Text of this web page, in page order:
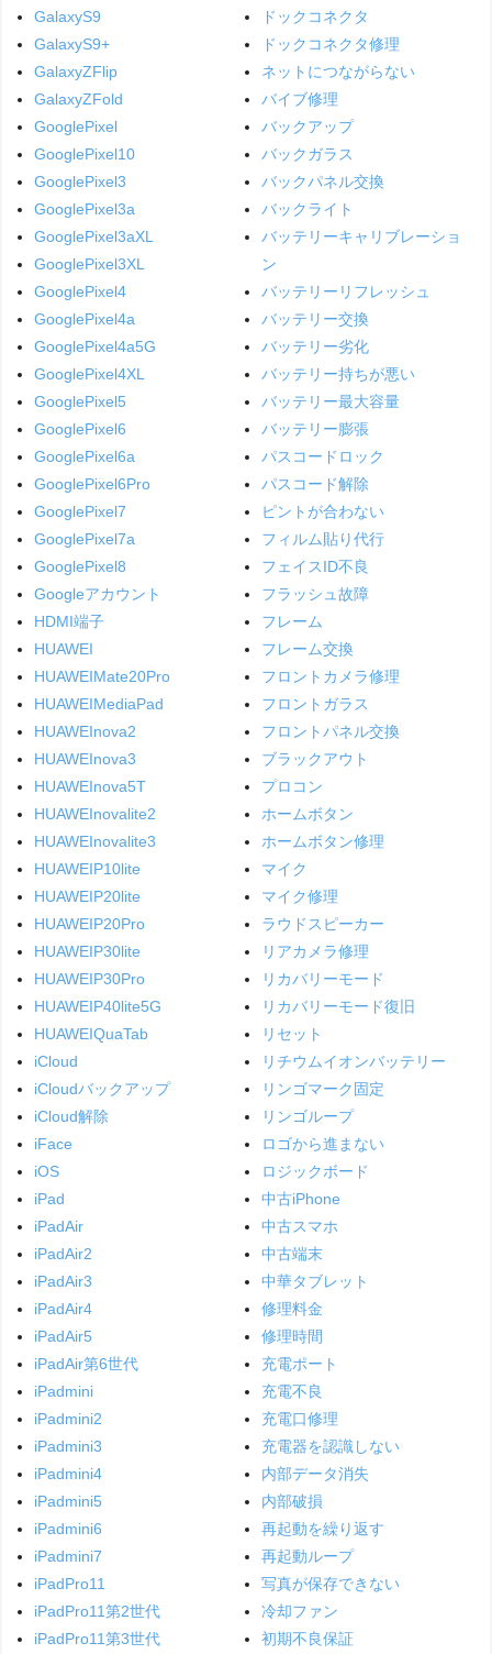
GalaxyS9
GalaxyS9+
GalaxyZFlip
GalaxyZFold
GooglePixel
GooglePixel10
GooglePixel3
GooglePixel3a
GooglePixel3aXL
GooglePixel3XL
GooglePixel4
GooglePixel4a
GooglePixel4a5G
GooglePixel4XL
GooglePixel5
GooglePixel6
GooglePixel6a
GooglePixel6Pro
GooglePixel7
GooglePixel7a
GooglePixel8
Googleアカウント
HDMI端子
HUAWEI
HUAWEIMate20Pro
HUAWEIMediaPad
HUAWEInova2
HUAWEInova3
HUAWEInova5T
HUAWEInovalite2
HUAWEInovalite3
HUAWEIP10lite
HUAWEIP20lite
HUAWEIP20Pro
HUAWEIP30lite
HUAWEIP30Pro
HUAWEIP40lite5G
HUAWEIQuaTab
iCloud
iCloudバックアップ
iCloud解除
iFace
iOS
iPad
iPadAir
iPadAir2
iPadAir3
iPadAir4
iPadAir5
iPadAir第6世代
iPadmini
iPadmini2
iPadmini3
iPadmini4
iPadmini5
iPadmini6
iPadmini7
iPadPro11
iPadPro11第2世代
iPadPro11第3世代
ドックコネクタ
ドックコネクタ修理
ネットにつながらない
バイブ修理
バックアップ
バックガラス
バックパネル交換
バックライト
バッテリーキャリブレーショ
ン
バッテリーリフレッシュ
バッテリー交換
バッテリー劣化
バッテリー持ちが悪い
バッテリー最大容量
バッテリー膨張
パスコードロック
パスコード解除
ピントが合わない
フィルム貼り代行
フェイスID不良
フラッシュ故障
フレーム
フレーム交換
フロントカメラ修理
フロントガラス
フロントパネル交換
ブラックアウト
プロコン
ホームボタン
ホームボタン修理
マイク
マイク修理
ラウドスピーカー
リアカメラ修理
リカバリーモード
リカバリーモード復旧
リセット
リチウムイオンバッテリー
リンゴマーク固定
リンゴループ
ロゴから進まない
ロジックボード
中古iPhone
中古スマホ
中古端末
中華タブレット
修理料金
修理時間
充電ポート
充電不良
充電口修理
充電器を認識しない
内部データ消失
内部破損
再起動を繰り返す
再起動ループ
写真が保存できない
冷却ファン
初期不良保証